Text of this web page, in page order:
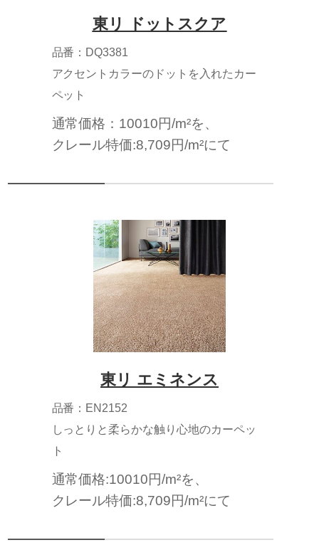
東リ ドットスクア
品番：DQ3381
アクセントカラーのドットを入れたカー
ペット
通常価格：10010円/m²を、
クレール特価:8,709円/m²にて
東リ エミネンス
品番：EN2152
しっとりと柔らかな触り心地のカーペッ
ト
通常価格:10010円/m²を、
クレール特価:8,709円/m²にて